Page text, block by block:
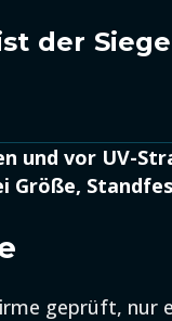
der
und vor UV-
Größe,
geprüft, nur